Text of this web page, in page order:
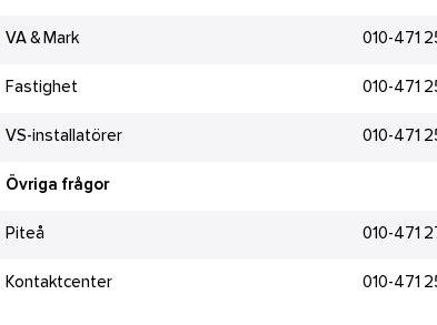
VA & Mark 010-471
Fastighet 010-471
VS-installatörer 010-471
Övriga frågor
Piteå 010-471
Kontaktcenter 010-471